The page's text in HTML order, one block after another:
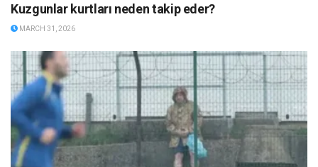
Kuzgunlar kurtları neden takip eder?
MARCH 31, 2026